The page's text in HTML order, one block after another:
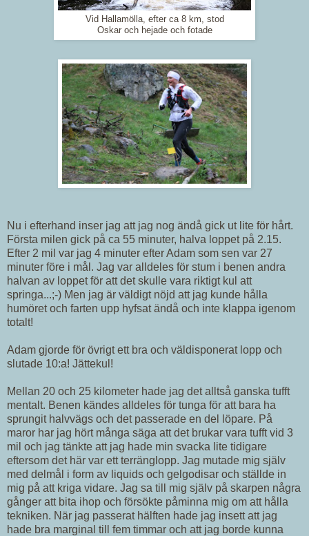
Vid Hallamölla, efter ca 8 km, stod
Oskar och hejade och fotade
Nu i efterhand inser jag att jag nog ändå gick ut lite för hårt.
Första milen gick på ca 55 minuter, halva loppet på 2.15.
Efter 2 mil var jag 4 minuter efter Adam som sen var 27
minuter före i mål. Jag var alldeles för stum i benen andra
halvan av loppet för att det skulle vara riktigt kul att
springa...;-) Men jag är väldigt nöjd att jag kunde hålla
humöret och farten upp hyfsat ändå och inte klappa igenom
totalt!
Adam gjorde för övrigt ett bra och väldisponerat lopp och
slutade 10:a! Jättekul!
Mellan 20 och 25 kilometer hade jag det alltså ganska tufft
mentalt. Benen kändes alldeles för tunga för att bara ha
sprungit halvvägs och det passerade en del löpare. På
maror har jag hört många säga att det brukar vara tufft vid 3
mil och jag tänkte att jag hade min svacka lite tidigare
eftersom det här var ett terränglopp. Jag mutade mig själv
med delmål i form av liquids och gelgodisar och ställde in
mig på att kriga vidare. Jag sa till mig själv på skarpen några
gånger att bita ihop och försökte påminna mig om att hålla
tekniken. När jag passerat hälften hade jag insett att jag
hade bra marginal till fem timmar och att jag borde kunna